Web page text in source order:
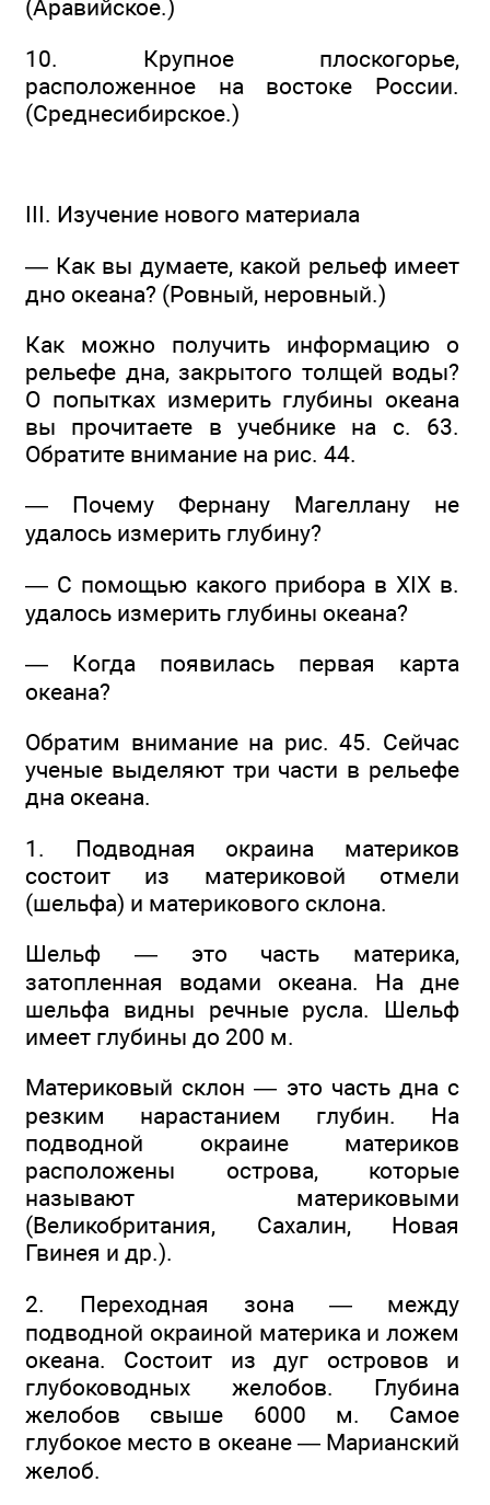
(Аравийское.)
10. Крупное плоскогорье,
расположенное на востоке России.
(Среднесибирское.)
III. Изучение нового материала
— Как вы думаете, какой рельеф имеет
дно океана? (Ровный, неровный.)
Как можно получить информацию о
рельефе дна, закрытого толщей воды?
О попытках измерить глубины океана
вы прочитаете в учебнике на с. 63.
Обратите внимание на рис. 44.
— Почему Фернану Магеллану не
удалось измерить глубину?
— С помощью какого прибора в XIX в.
удалось измерить глубины океана?
— Когда появилась первая карта
океана?
Обратим внимание на рис. 45. Сейчас
ученые выделяют три части в рельефе
дна океана.
1. Подводная окраина материков
состоит из материковой отмели
(шельфа) и материкового склона.
Шельф — это часть материка,
затопленная водами океана. На дне
шельфа видны речные русла. Шельф
имеет глубины до 200 м.
Материковый склон — это часть дна с
резким нарастанием глубин. На
подводной окраине материков
расположены острова, которые
называют материковыми
(Великобритания, Сахалин, Новая
Гвинея и др.).
2. Переходная зона — между
подводной окраиной материка и ложем
океана. Состоит из дуг островов и
глубоководных желобов. Глубина
желобов свыше 6000 м. Самое
глубокое место в океане — Марианский
желоб.